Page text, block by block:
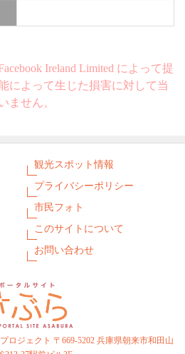
Ireland Limited によって提
によって生じた損害に対して当
ません。
観光スポット情報
プライバシーポリシー
市民フォト
このサイトについて
お問い合わせ
ロジェクト 〒669-5202 兵庫県朝来市和田山